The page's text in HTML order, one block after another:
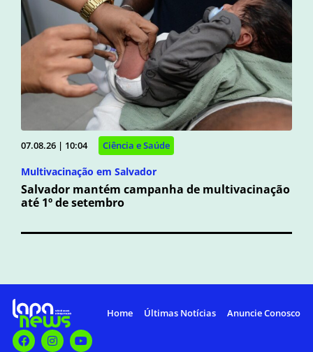
07.08.26 | 10:04 Ciência e Saúde
Multivacinação em Salvador
Salvador mantém campanha de multivacinação
até 1º de setembro
Home Últimas Notícias Anuncie Conosco